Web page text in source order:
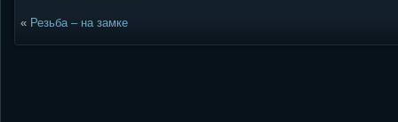
« Резьба – на замке